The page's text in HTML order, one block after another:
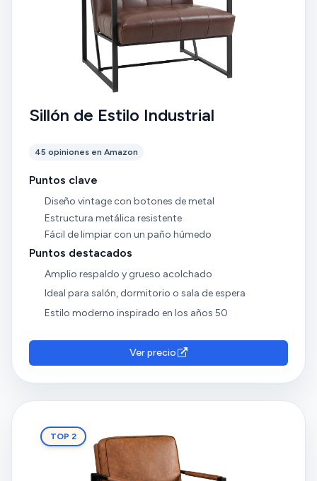
Sillón de Estilo Industrial
45 opiniones en Amazon
Puntos clave
Diseño vintage con botones de metal
Estructura metálica resistente
Fácil de limpiar con un paño húmedo
Puntos destacados
Amplio respaldo y grueso acolchado
Ideal para salón, dormitorio o sala de espera
Estilo moderno inspirado en los años 50
Ver precio
TOP 2